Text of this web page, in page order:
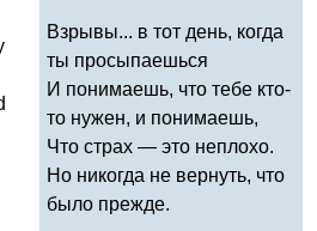
Взрывы... в тот день, когда
ты просыпаешься
И понимаешь, что тебе кто-
то нужен, и понимаешь,
Что страх — это неплохо.
Но никогда не вернуть, что
было прежде.